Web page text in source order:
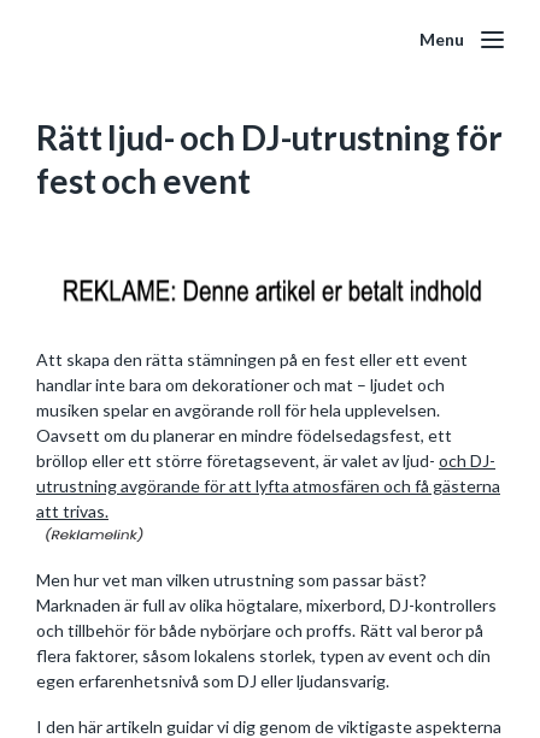
Menu
Rätt ljud- och DJ-utrustning för
fest och event
Att skapa den rätta stämningen på en fest eller ett event
handlar inte bara om dekorationer och mat – ljudet och
musiken spelar en avgörande roll för hela upplevelsen.
Oavsett om du planerar en mindre födelsedagsfest, ett
bröllop eller ett större företagsevent, är valet av ljud- och DJ-
utrustning avgörande för att lyfta atmosfären och få gästerna
att trivas.
Men hur vet man vilken utrustning som passar bäst?
Marknaden är full av olika högtalare, mixerbord, DJ-kontrollers
och tillbehör för både nybörjare och proffs. Rätt val beror på
flera faktorer, såsom lokalens storlek, typen av event och din
egen erfarenhetsnivå som DJ eller ljudansvarig.
I den här artikeln guidar vi dig genom de viktigaste aspekterna